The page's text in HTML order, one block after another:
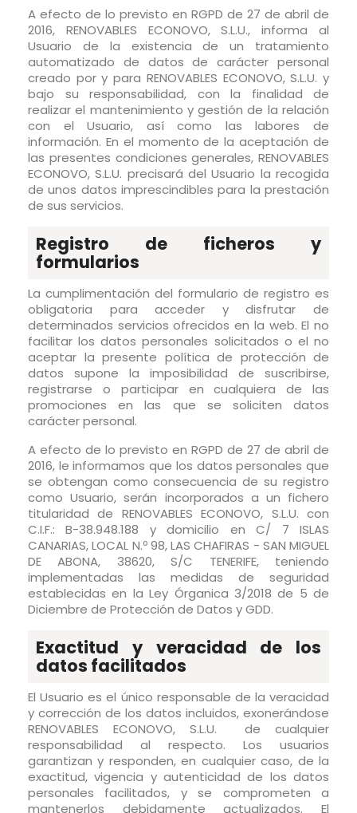
A efecto de lo previsto en RGPD de 27 de abril de
2016, RENOVABLES ECONOVO, S.L.U., informa al
Usuario de la existencia de un tratamiento
automatizado de datos de carácter personal
creado por y para RENOVABLES ECONOVO, S.L.U. y
bajo su responsabilidad, con la finalidad de
realizar el mantenimiento y gestión de la relación
con el Usuario, así como las labores de
información. En el momento de la aceptación de
las presentes condiciones generales, RENOVABLES
ECONOVO, S.L.U. precisará del Usuario la recogida
de unos datos imprescindibles para la prestación
de sus servicios.
Registro de ficheros y
formularios
La cumplimentación del formulario de registro es
obligatoria para acceder y disfrutar de
determinados servicios ofrecidos en la web. El no
facilitar los datos personales solicitados o el no
aceptar la presente política de protección de
datos supone la imposibilidad de suscribirse,
registrarse o participar en cualquiera de las
promociones en las que se soliciten datos
carácter personal.
A efecto de lo previsto en RGPD de 27 de abril de
2016, le informamos que los datos personales que
se obtengan como consecuencia de su registro
como Usuario, serán incorporados a un fichero
titularidad de RENOVABLES ECONOVO, S.L.U. con
C.I.F.: B-38.948.188 y domicilio en C/ 7 ISLAS
CANARIAS, LOCAL N.º 98, LAS CHAFIRAS - SAN MIGUEL
DE ABONA, 38620, S/C TENERIFE, teniendo
implementadas las medidas de seguridad
establecidas en la Ley Órganica 3/2018 de 5 de
Diciembre de Protección de Datos y GDD.
Exactitud y veracidad de los
datos facilitados
El Usuario es el único responsable de la veracidad
y corrección de los datos incluidos, exonerándose
RENOVABLES ECONOVO, S.L.U. de cualquier
responsabilidad al respecto. Los usuarios
garantizan y responden, en cualquier caso, de la
exactitud, vigencia y autenticidad de los datos
personales facilitados, y se comprometen a
mantenerlos debidamente actualizados. El